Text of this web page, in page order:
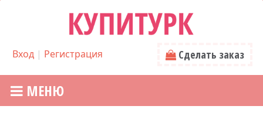
Вход| Регистрация Сделать заказ
МЕНЮ